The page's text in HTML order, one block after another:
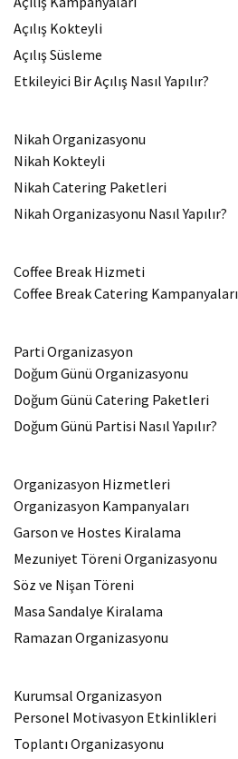
Açılış Kokteyli
Açılış Süsleme
Etkileyici Bir Açılış Nasıl Yapılır?
Nikah Organizasyonu
Nikah Kokteyli
Nikah Catering Paketleri
Nikah Organizasyonu Nasıl Yapılır?
Coffee Break Hizmeti
Coffee Break Catering Kampanyaları
Parti Organizasyon
Doğum Günü Organizasyonu
Doğum Günü Catering Paketleri
Doğum Günü Partisi Nasıl Yapılır?
Organizasyon Hizmetleri
Organizasyon Kampanyaları
Garson ve Hostes Kiralama
Mezuniyet Töreni Organizasyonu
Söz ve Nişan Töreni
Masa Sandalye Kiralama
Ramazan Organizasyonu
Kurumsal Organizasyon
Personel Motivasyon Etkinlikleri
Toplantı Organizasyonu